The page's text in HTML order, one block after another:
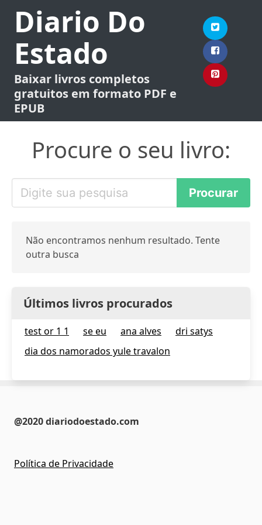
Diario Do
Estado
Baixar livros completos
gratuitos em formato PDF e
EPUB
Procure o seu livro:
Não encontramos nenhum resultado. Tente
outra busca
Últimos livros procurados
test or 1 1 se eu ana alves
dri satys
dia dos namorados yule travalon
@2020 diariodoestado.com
Política de Privacidade